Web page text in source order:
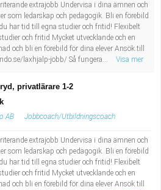
extrajobb Undervisa i dina ämnen och
som ledarskap och pedagogik. Bli en förebild
har tid till egna studier och fritid! Flexibelt
och fritid Mycket utvecklande och en
och bli en förebild för dina elever Ansök till
laxhjalp-jobb/ Så fungera...
Visa mer
privatlärare 1-2
AB Jobbcoach/Utbildningscoach
extrajobb Undervisa i dina ämnen och
som ledarskap och pedagogik. Bli en förebild
har tid till egna studier och fritid! Flexibelt
och fritid Mycket utvecklande och en
och bli en förebild för dina elever Ansök till